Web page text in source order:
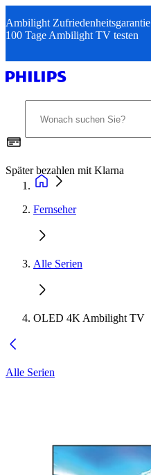
Ambilight Zufriedenheitsgarantie
100 Tage Ambilight TV testen
Später bezahlen mit Klarna
Fernseher
Alle Serien
OLED 4K Ambilight TV
Alle Serien